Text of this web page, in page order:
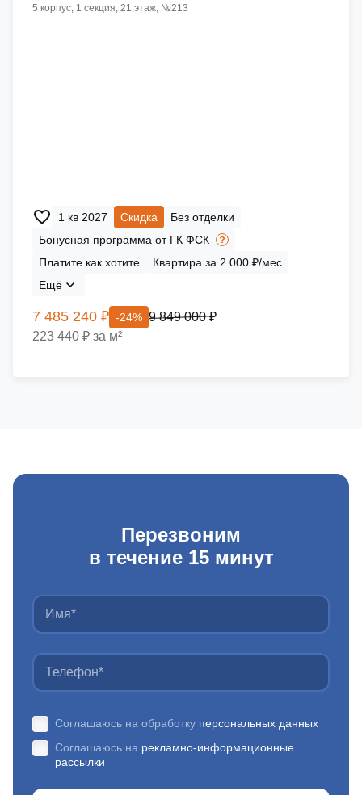
5 корпус, 1 секция, 21 этаж, №213
1 кв 2027 Скидка
Без отделки
Бонусная программа от ГК ФСК
Платите как хотите
Квартира за 2 000 ₽/мес
Ещё
7 485 240 ₽ -24% 9 849 000 ₽
223 440 ₽ за м²
Перезвоним
в течение 15 минут
Соглашаюсь на обработку персональных данных
Соглашаюсь на рекламно-информационные
рассылки